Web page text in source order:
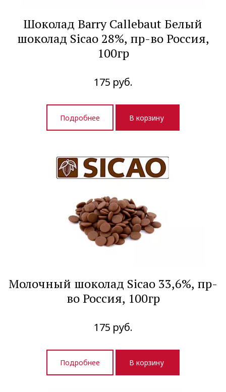
Шоколад Barry Callebaut Белый
шоколад Sicao 28%, пр-во Россия,
100гр
175 руб.
Подробнее В корзину
Молочный шоколад Sicao 33,6%, пр-
во Россия, 100гр
175 руб.
Подробнее В корзину